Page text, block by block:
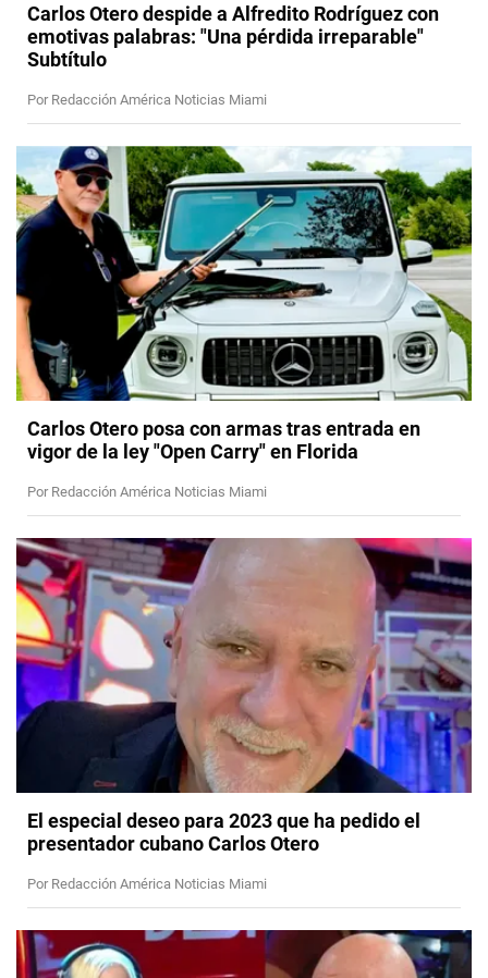
Carlos Otero despide a Alfredito Rodríguez con
emotivas palabras: "Una pérdida irreparable"
Subtítulo
Por Redacción América Noticias Miami
Carlos Otero posa con armas tras entrada en
vigor de la ley "Open Carry" en Florida
Por Redacción América Noticias Miami
El especial deseo para 2023 que ha pedido el
presentador cubano Carlos Otero
Por Redacción América Noticias Miami